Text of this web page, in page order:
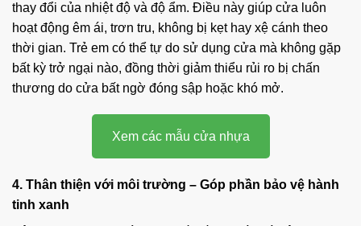
thay đổi của nhiệt độ và độ ẩm. Điều này giúp cửa luôn
hoạt động êm ái, trơn tru, không bị kẹt hay xệ cánh theo
thời gian. Trẻ em có thể tự do sử dụng cửa mà không gặp
bất kỳ trở ngại nào, đồng thời giảm thiểu rủi ro bị chấn
thương do cửa bất ngờ đóng sập hoặc khó mở.
Xem các mẫu cửa nhựa
4. Thân thiện với môi trường – Góp phần bảo vệ hành
tinh xanh